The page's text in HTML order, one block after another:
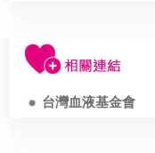
台灣血液基金會